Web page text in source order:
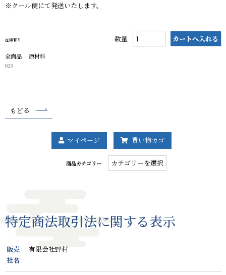
※クール便にて発送いたします。
在庫有り 数量
全商品 原材料
029
もどる
マイページ 買い物カゴ
商品カテゴリー
商
品
リ
ー
特定商法取引法に関する表示
販売
社名
有限会社野村